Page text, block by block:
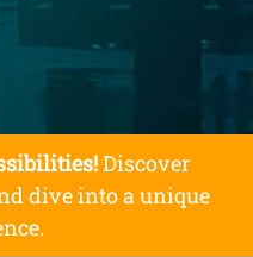
Discover
dive into a unique